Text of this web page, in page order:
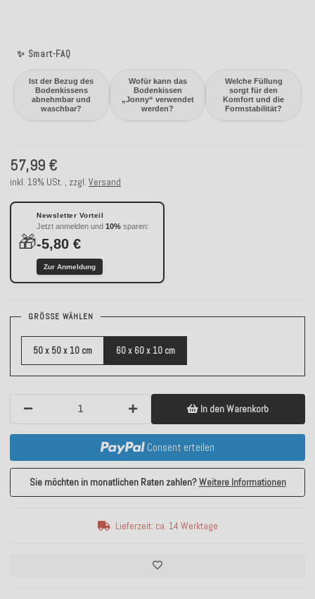
✨ Smart-FAQ
Ist der Bezug des
Bodenkissens
abnehmbar und
waschbar?
Wofür kann das
Bodenkissen
„Jonny“ verwendet
werden?
Welche Füllung
sorgt für den
Komfort und die
Formstabilität?
57,99 €
inkl. 19% USt. , zzgl. Versand
🎁
Newsletter Vorteil
Jetzt anmelden und 10% sparen:
-5,80 €
Zur Anmeldung
GRÖSSE WÄHLEN
50 x 50 x 10 cm 60 x 60 x 10 cm
In den Warenkorb
Consent erteilen
Sie möchten in monatlichen Raten zahlen?Weitere Informationen
Lieferzeit: ca. 14 Werktage